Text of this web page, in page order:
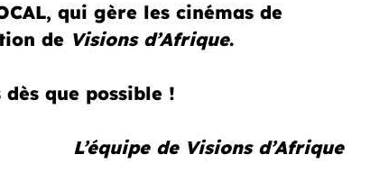
qui gère les cinémas de
de Visions d’Afrique.
que possible !
L’équipe de Visions d’Afrique